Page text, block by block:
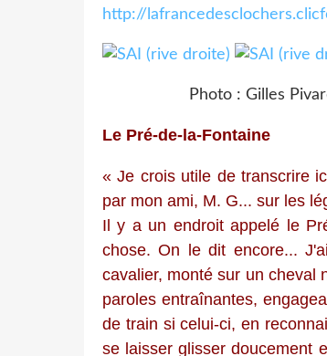
http://
Photo : Gilles
Le Pré-de-la-Fontaine
« Je crois utile de transcrire
par mon ami, M. G... sur les
Il y a un endroit appelé le
chose. On le dit encore...
cavalier, monté sur un cheval
paroles entraînantes,
de train si celui-ci, en
se laisser glisser doucement